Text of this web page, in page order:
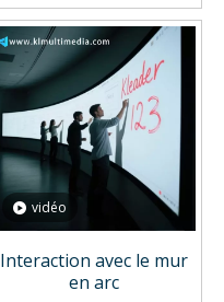
vidéo
Interaction avec le mur
en arc